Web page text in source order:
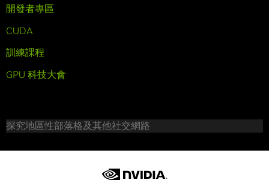
開發者專區
CUDA
訓練課程
GPU 科技大會
探究地區性部落格及其他社交網路